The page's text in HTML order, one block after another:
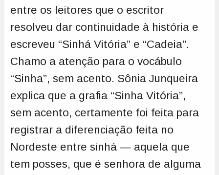
entre os leitores que o escritor
resolveu dar continuidade à história e
escreveu “Sinhá Vitória” e “Cadeia”.
Chamo a atenção para o vocábulo
“Sinha”, sem acento. Sônia Junqueira
explica que a grafia “Sinha Vitória”,
sem acento, certamente foi feita para
registrar a diferenciação feita no
Nordeste entre sinhá — aquela que
tem posses, que é senhora de alguma